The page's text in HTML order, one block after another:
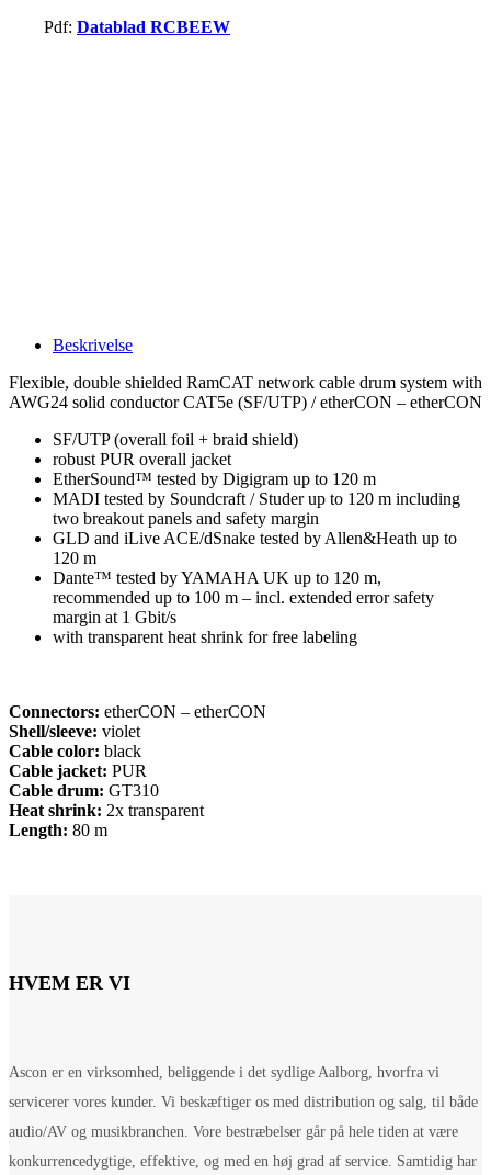
Pdf: Datablad RCBEEW
Beskrivelse
Flexible, double shielded RamCAT network cable drum system with
AWG24 solid conductor CAT5e (SF/UTP) / etherCON – etherCON
SF/UTP (overall foil + braid shield)
robust PUR overall jacket
EtherSound™ tested by Digigram up to 120 m
MADI tested by Soundcraft / Studer up to 120 m including
two breakout panels and safety margin
GLD and iLive ACE/dSnake tested by Allen&Heath up to
120 m
Dante™ tested by YAMAHA UK up to 120 m,
recommended up to 100 m – incl. extended error safety
margin at 1 Gbit/s
with transparent heat shrink for free labeling
Connectors: etherCON – etherCON
Shell/sleeve: violet
Cable color: black
Cable jacket: PUR
Cable drum: GT310
Heat shrink: 2x transparent
Length: 80 m
HVEM ER VI
Ascon er en virksomhed, beliggende i det sydlige Aalborg, hvorfra vi
servicerer vores kunder. Vi beskæftiger os med distribution og salg, til både
audio/AV og musikbranchen. Vore bestræbelser går på hele tiden at være
konkurrencedygtige, effektive, og med en høj grad af service. Samtidig har